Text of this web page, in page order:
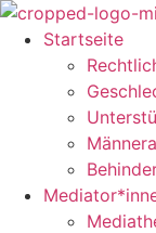
Startseite